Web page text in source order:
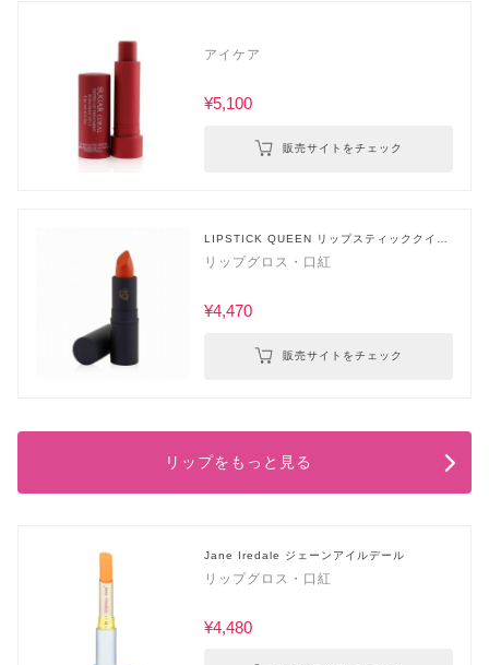
アイケア
¥5,100
販売サイトをチェック
LIPSTICK QUEEN リップスティッククイー
ン
リップグロス・口紅
¥4,470
販売サイトをチェック
リップをもっと見る
Jane Iredale ジェーンアイルデール
リップグロス・口紅
¥4,480